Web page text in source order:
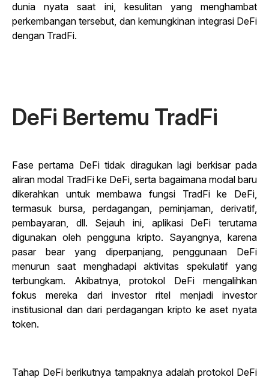
dunia nyata saat ini, kesulitan yang menghambat
perkembangan tersebut, dan kemungkinan integrasi DeFi
dengan TradFi.
DeFi Bertemu TradFi
Fase pertama DeFi tidak diragukan lagi berkisar pada
aliran modal TradFi ke DeFi, serta bagaimana modal baru
dikerahkan untuk membawa fungsi TradFi ke DeFi,
termasuk bursa, perdagangan, peminjaman, derivatif,
pembayaran, dll. Sejauh ini, aplikasi DeFi terutama
digunakan oleh pengguna kripto. Sayangnya, karena
pasar bear yang diperpanjang, penggunaan DeFi
menurun saat menghadapi aktivitas spekulatif yang
terbungkam. Akibatnya, protokol DeFi mengalihkan
fokus mereka dari investor ritel menjadi investor
institusional dan dari perdagangan kripto ke aset nyata
token.
Tahap DeFi berikutnya tampaknya adalah protokol DeFi